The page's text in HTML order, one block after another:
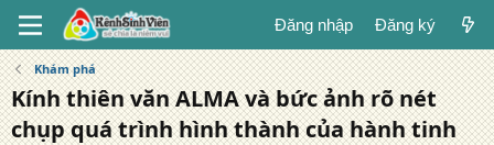
Đăng nhập Đăng ký
Khám phá
Kính thiên văn ALMA và bức ảnh rõ nét
chụp quá trình hình thành của hành tinh